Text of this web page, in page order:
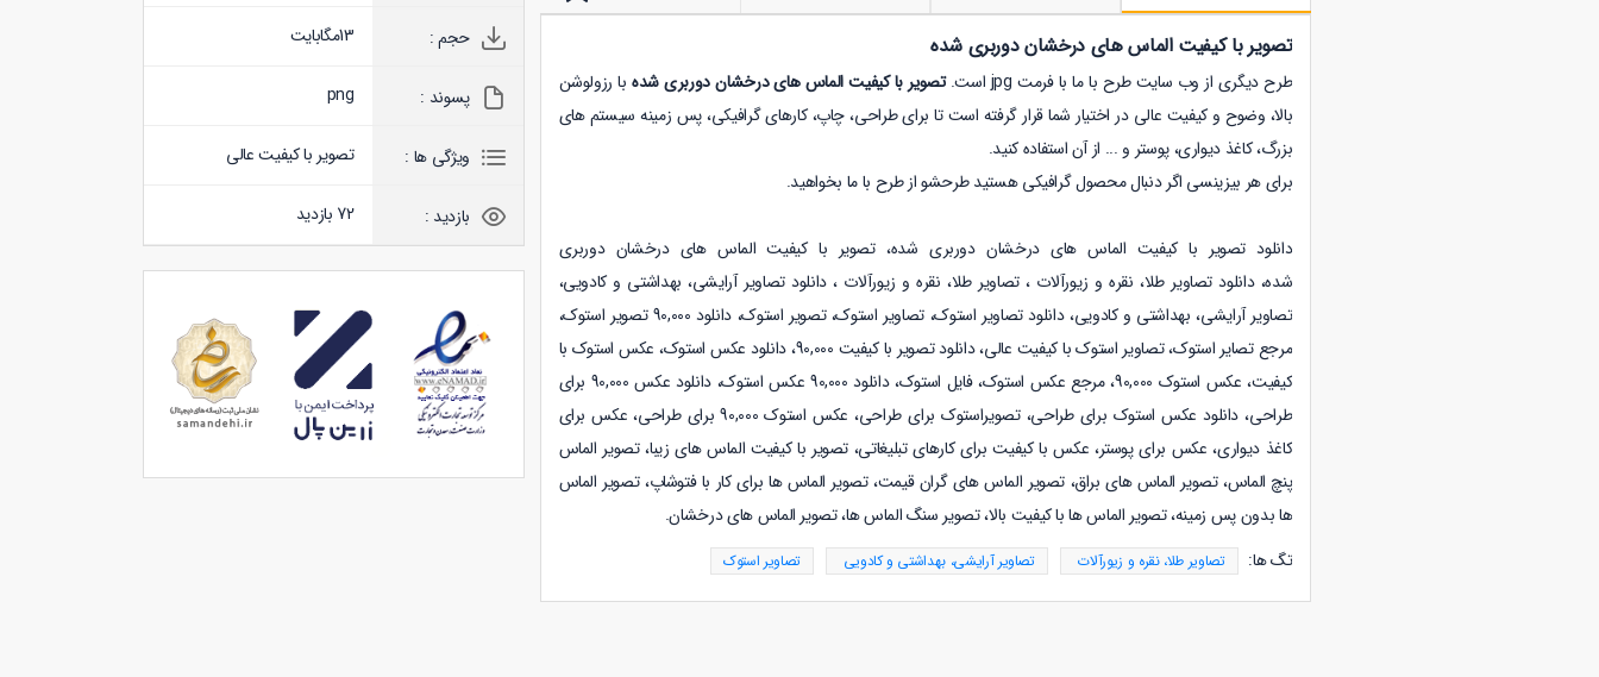
تصویر با کیفیت الماس های درخشان دوربری شده
طرح دیگری از وب سایت طرح با ما با فرمت jpg است. تصویر با کیفیت الماس های درخشان دوربری شده با رزولوشن
بالا، وضوح و کیفیت عالی در اختیار شما قرار گرفته است تا برای طراحی، چاپ، کارهای گرافیکی، پس زمینه سیستم های
بزرگ، کاغذ دیواری، پوستر و ... از آن استفاده کنید.
برای هر بیزینسی اگر دنبال محصول گرافیکی هستید طرحشو از طرح با ما بخواهید.
دانلود تصویر با کیفیت الماس های درخشان دوربری شده،تصویر با کیفیت الماس های درخشان دوربری
شده،دانلود تصاویر طلا، نقره و زیورآلات ، تصاویر طلا، نقره و زیورآلات، دانلودتصاویر آرایشی، بهداشتی و کادویی،
تصاویر آرایشی، بهداشتی و کادویی،دانلودتصاویر استوک،
تصاویر استوک، تصویر استوک، دانلود 90,000 تصویر استوک،
مرجع تصایر استوک، تصاویر استوک با کیفیت عالی، دانلود تصویر با کیفیت 90,000، دانلود عکس استوک، عکس استوک با
کیفیت، عکس استوک 90,000، مرجع عکس استوک، فایل استوک، دانلود 90,000 عکس استوک، دانلود عکس 90,000 برای
طراحی، دانلود عکس استوک برای طراحی، تصویراستوک برای طراحی، عکس استوک 90,000 برای طراحی، عکس برای
کاغذ دیواری، عکس برای پوستر، عکس با کیفیت برای کارهای تبلیغاتی، تصویر با کیفیت الماس های زیبا، تصویر الماس
پنچ الماس، تصویر الماس های براق، تصویر الماس های گران قیمت، تصویر الماس ها برای کار با فتوشاپ، تصویر الماس
ها بدون پس زمینه، تصویر الماس ها با کیفیت بالا، تصویر سنگ الماس ها، تصویر الماس های درخشان.
تگ ها:
تصاویر طلا، نقره و زیورآلات تصاویر آرایشی، بهداشتی و کادویی تصاویر استوک
حجم : 13مگابایت
پسوند : png
ویژگی ها : تصویر با کیفیت عالی
بازدید : 72 بازدید